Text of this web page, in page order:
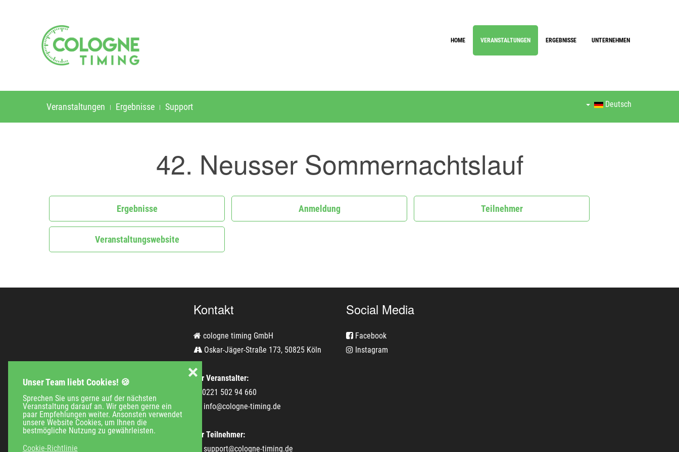
Unser Team liebt Cookies! 🍪
Sprechen Sie uns gerne auf der nächsten
Veranstaltung darauf an. Wir geben gerne ein
paar Empfehlungen weiter. Ansonsten verwendet
unsere Website Cookies, um Ihnen die
bestmögliche Nutzung zu gewährleisten.
Cookie-Richtlinie
❌
HOME VERANSTALTUNGEN ERGEBNISSE UNTERNEHMEN
Veranstaltungen Ergebnisse Support Deutsch
42. Neusser Sommernachtslauf
Ergebnisse Anmeldung Teilnehmer
Veranstaltungswebsite
Kontakt
cologne timing GmbH
Oskar-Jäger-Straße 173, 50825 Köln
Für Veranstalter:
0221 502 94 660
info@cologne-timing.de
Für Teilnehmer:
support@cologne-timing.de
Social Media
Facebook
Instagram